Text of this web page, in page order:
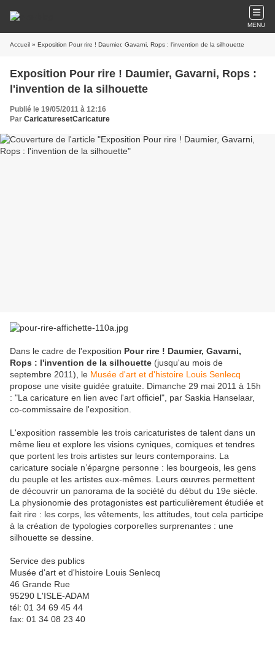
MENU
Accueil » Exposition Pour rire ! Daumier, Gavarni, Rops : l'invention de la silhouette
Exposition Pour rire ! Daumier, Gavarni, Rops :
l'invention de la silhouette
Publié le 19/05/2011 à 12:16
Par CaricaturesetCaricature
Dans le cadre de l'exposition Pour rire ! Daumier, Gavarni,
Rops : l'invention de la silhouette (jusqu'au mois de
septembre 2011), le Musée d'art et d'histoire Louis Senlecq
propose une visite guidée gratuite. Dimanche 29 mai 2011 à 15h
: "La caricature en lien avec l'art officiel", par Saskia Hanselaar,
co-commissaire de l'exposition.
L'exposition rassemble les trois caricaturistes de talent dans un
même lieu et explore les visions cyniques, comiques et tendres
que portent les trois artistes sur leurs contemporains. La
caricature sociale n’épargne personne : les bourgeois, les gens
du peuple et les artistes eux-mêmes. Leurs œuvres permettent
de découvrir un panorama de la société du début du 19e siècle.
La physionomie des protagonistes est particulièrement étudiée et
fait rire : les corps, les vêtements, les attitudes, tout cela participe
à la création de typologies corporelles surprenantes : une
silhouette se dessine.
Service des publics
Musée d'art et d'histoire Louis Senlecq
46 Grande Rue
95290 L'ISLE-ADAM
tél: 01 34 69 45 44
fax: 01 34 08 23 40